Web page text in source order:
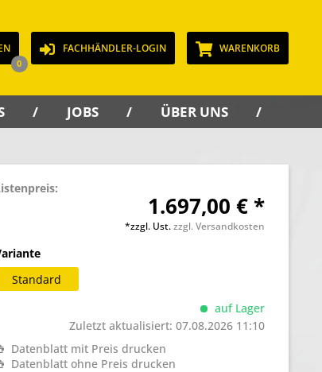
0
FACHHÄNDLER-LOGIN WARENKORB
JOBS ÜBER UNS
1.697,00 € *
*zzgl. Ust.zzgl. Versandkosten
Standard
auf Lager
Zuletzt aktualisiert: 07.08.2026 11:10
Datenblatt mit Preis drucken
Datenblatt ohne Preis drucken